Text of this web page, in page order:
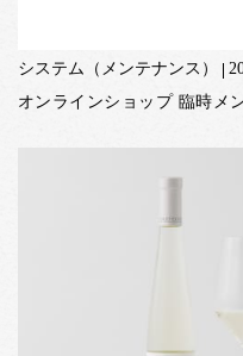
システム（メンテナンス）
オンラインショップ 臨時メ